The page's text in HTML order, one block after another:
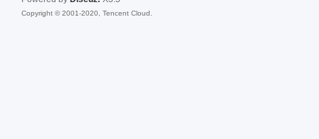
Copyright © 2001-2020, Tencent Cloud.